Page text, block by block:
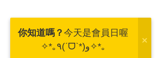
你知道嗎？ 今天是會員日喔
✧*｡٩(ˊᗜˋ*)و✧*｡